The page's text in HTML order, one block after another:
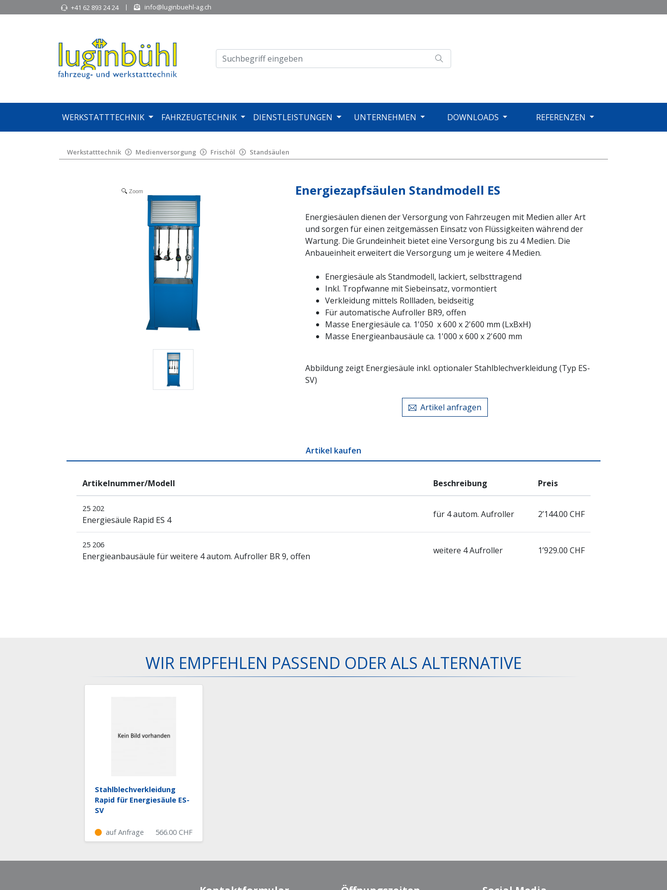
+41 62 893 24 24 info@luginbuehl-ag.ch
WERKSTATTTECHNIK FAHRZEUGTECHNIK DIENSTLEISTUNGEN UNTERNEHMEN DOWNLOADS REFERENZEN
Werkstatttechnik Medienversorgung Frischöl Standsäulen
Zoom Energiezapfsäulen Standmodell ES
Energiesäulen dienen der Versorgung von Fahrzeugen mit Medien aller Art
und sorgen für einen zeitgemässen Einsatz von Flüssigkeiten während der
Wartung. Die Grundeinheit bietet eine Versorgung bis zu 4 Medien. Die
Anbaueinheit erweitert die Versorgung um je weitere 4 Medien.
Energiesäule als Standmodell, lackiert, selbsttragend
Inkl. Tropfwanne mit Siebeinsatz, vormontiert
Verkleidung mittels Rollladen, beidseitig
Für automatische Aufroller BR9, offen
Masse Energiesäule ca. 1'050 x 600 x 2'600 mm (LxBxH)
Masse Energieanbausäule ca. 1'000 x 600 x 2'600 mm
Abbildung zeigt Energiesäule inkl. optionaler Stahlblechverkleidung (Typ ES-
SV)
Artikel anfragen
Artikel kaufen
Artikelnummer/Modell Beschreibung Preis
25 202
Energiesäule Rapid ES 4
für 4 autom. Aufroller 2’144.00 CHF
25 206
Energieanbausäule für weitere 4 autom. Aufroller BR 9, offen
weitere 4 Aufroller 1’929.00 CHF
WIR EMPFEHLEN PASSEND ODER ALS ALTERNATIVE
Stahlblechverkleidung
Rapid für Energiesäule ES-
SV
auf Anfrage 566.00 CHF